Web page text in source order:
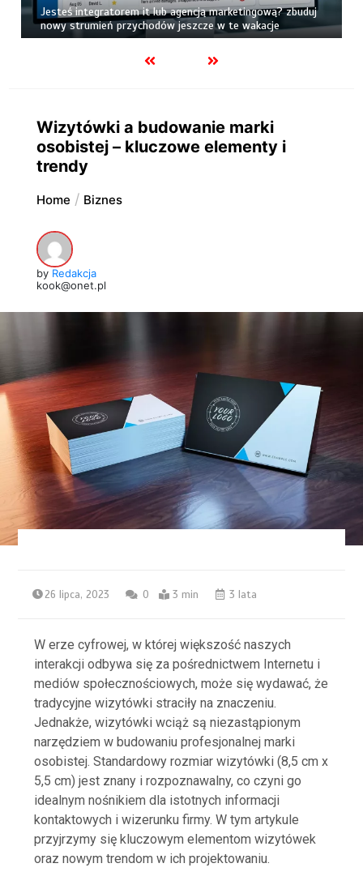
Jesteś integratorem it lub agencją marketingową? zbuduj
nowy strumień przychodów jeszcze w te wakacje
Wizytówki a budowanie marki
osobistej – kluczowe elementy i
trendy
Home Biznes
by Redakcja
kook@onet.pl
26 lipca, 2023 0 3 min 3 lata
W erze cyfrowej, w której większość naszych
interakcji odbywa się za pośrednictwem Internetu i
mediów społecznościowych, może się wydawać, że
tradycyjne wizytówki straciły na znaczeniu.
Jednakże, wizytówki wciąż są niezastąpionym
narzędziem w budowaniu profesjonalnej marki
osobistej. Standardowy rozmiar wizytówki (8,5 cm x
5,5 cm) jest znany i rozpoznawalny, co czyni go
idealnym nośnikiem dla istotnych informacji
kontaktowych i wizerunku firmy. W tym artykule
przyjrzymy się kluczowym elementom wizytówek
oraz nowym trendom w ich projektowaniu.